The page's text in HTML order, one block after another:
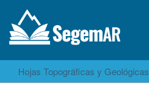
Hojas Topográficas y Geológicas